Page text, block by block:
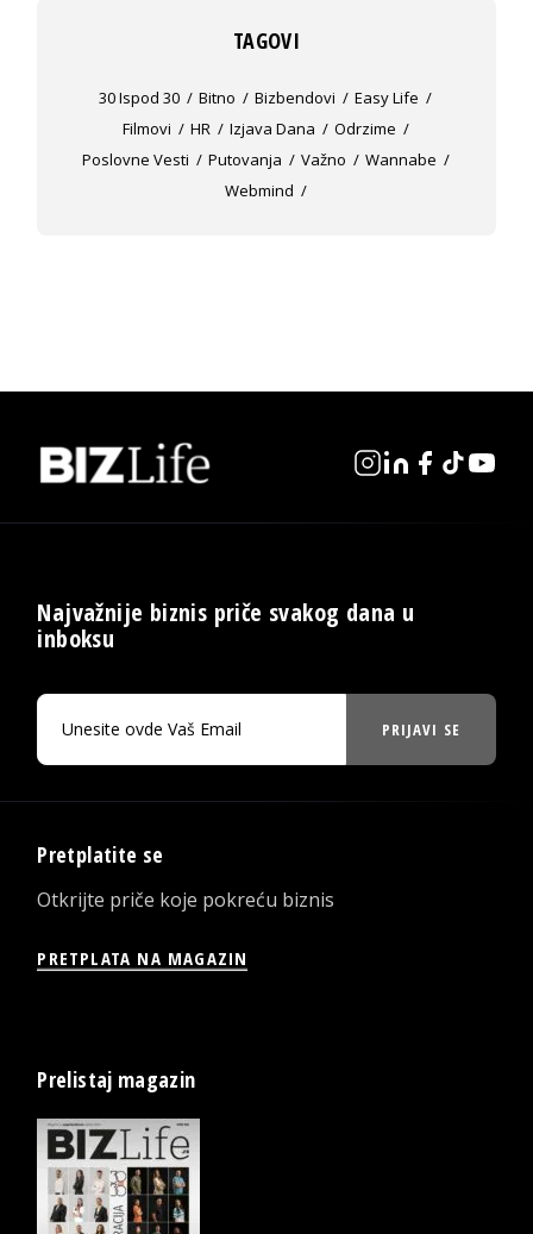
TAGOVI
30 Ispod 30 Bitno Bizbendovi
Easy Life
Filmovi
HR Izjava Dana
Odrzime
Poslovne Vesti
Putovanja Važno
Wannabe
Webmind
Najvažnije biznis priče svakog dana u
inboksu
PRIJAVI SE
Pretplatite se
Otkrijte priče koje pokreću biznis
PRETPLATA NA MAGAZIN
Prelistaj magazin